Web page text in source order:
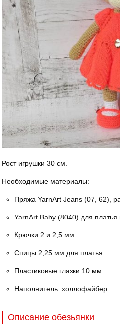
Рост игрушки 30 см.
Необходимые материалы:
Пряжа YarnArt Jeans (07, 62),
YarnArt Baby (8040) для платья
Крючки 2 и 2,5 мм.
Спицы 2,25 мм для платья.
Пластиковые глазки 10 мм.
Наполнитель: холлофайбер.
Описание обезьянки